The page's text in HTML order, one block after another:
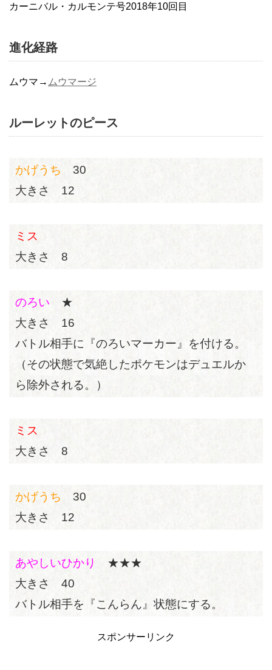
カーニバル・カルモンテ号2018年10回目
進化経路
ムウマ→ ムウマージ
ルーレットのピース
かげうち 30
大きさ 12
ミス
大きさ 8
のろい ★
大きさ 16
バトル相手に『のろいマーカー』を付ける。
（その状態で気絶したポケモンはデュエルか
ら除外される。）
ミス
大きさ 8
かげうち 30
大きさ 12
あやしいひかり
★★★
大きさ 40
バトル相手を『こんらん』状態にする。
スポンサーリンク